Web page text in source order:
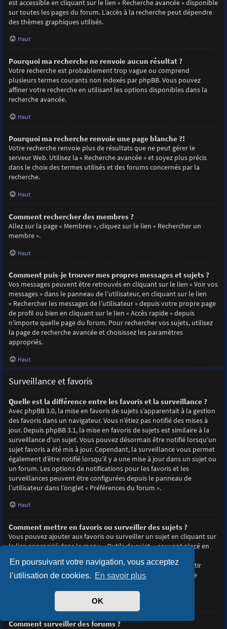
En poursuivant votre navigation, vous acceptez
l’utilisation de cookies. En savoir plus
OK
est accessible en cliquant sur le lien « Recherche avancée » disponible
sur toutes les pages du forum. L’accès à la recherche peut dépendre
des thèmes graphiques utilisés.
Haut
Pourquoi ma recherche ne renvoie aucun résultat ?
Votre recherche est probablement trop vague ou comprend
plusieurs termes courants non indexés par phpBB. Vous pouvez
affiner votre recherche en utilisant les options disponibles dans la
recherche avancée.
Haut
Pourquoi ma recherche renvoie une page blanche ?!
Votre recherche renvoie plus de résultats que ne peut gérer le
serveur Web. Utilisez la « Recherche avancée » et soyez plus précis
dans le choix des termes utilisés et des forums concernés par la
recherche.
Haut
Comment rechercher des membres ?
Allez sur la page « Membres », cliquez sur le lien « Rechercher un
membre ».
Haut
Comment puis-je trouver mes propres messages et sujets ?
Vos messages peuvent être retrouvés en cliquant sur le lien « Voir vos
messages » dans le panneau de l’utilisateur, en cliquant sur le lien
« Rechercher les messages de l’utilisateur » depuis votre propre page
de profil ou bien en cliquant sur le lien « Accès rapide » depuis
n’importe quelle page du forum. Pour rechercher vos sujets, utilisez
la page de recherche avancée et choisissez les paramètres
appropriés.
Haut
Surveillance et favoris
Quelle est la différence entre les favoris et la surveillance ?
Avec phpBB 3.0, la mise en favoris de sujets s’apparentait à la gestion
des favoris dans un navigateur. Vous n’étiez pas notifié des mises à
jour. Depuis phpBB 3.1, la mise en favoris de sujets est similaire à la
surveillance d’un sujet. Vous pouvez désormais être notifié lorsqu’un
sujet favoris a été mis à jour. Cependant, la surveillance vous permet
également d’être notifié lorsqu’il y a une mise à jour dans un sujet ou
un forum. Les options de notifications pour les favoris et les
surveillances peuvent être configurées depuis le panneau de
l’utilisateur dans l’onglet « Préférences du forum ».
Haut
Comment mettre en favoris ou surveiller des sujets ?
Vous pouvez ajouter aux favoris ou surveiller un sujet en cliquant sur
le lien approprié dans le menu « Outils de sujet », souvent placé en
Répondre à un sujet en cochant la case du formulaire « M’avertir
lorsqu’une réponse est postée » vous permettra également de
Comment surveiller des forums ?